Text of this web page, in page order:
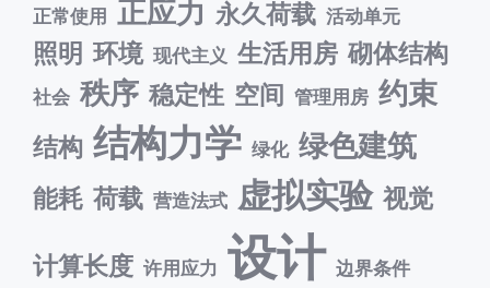
正常使用 正应力 永久荷载 活动单元
照明 环境 现代主义 生活用房 砌体结构
社会 秩序 稳定性 空间 管理用房 约束
结构 结构力学 绿化 绿色建筑
能耗 荷载 营造法式 虚拟实验 视觉
计算长度 许用应力 设计 边界条件